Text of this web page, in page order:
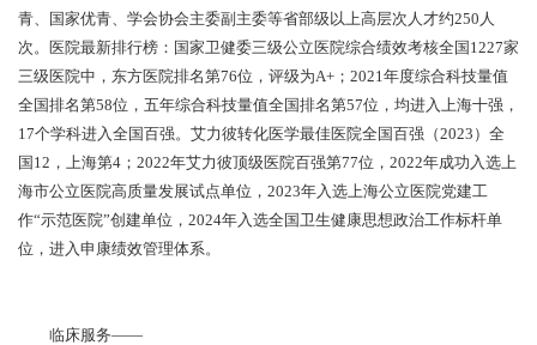
青、国家优青、学会协会主委副主委等省部级以上高层次人才约250人
次。医院最新排行榜：国家卫健委三级公立医院综合绩效考核全国1227家
三级医院中，东方医院排名第76位，评级为A+；2021年度综合科技量值
全国排名第58位，五年综合科技量值全国排名第57位，均进入上海十强，
17个学科进入全国百强。艾力彼转化医学最佳医院全国百强（2023）全
国12，上海第4；2022年艾力彼顶级医院百强第77位，2022年成功入选上
海市公立医院高质量发展试点单位，2023年入选上海公立医院党建工
作“示范医院”创建单位，2024年入选全国卫生健康思想政治工作标杆单
位，进入申康绩效管理体系。
临床服务——